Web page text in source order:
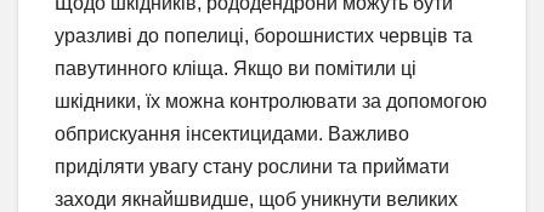
уразливі до попелиці, борошнистих червців та
павутинного кліща. Якщо ви помітили ці
шкідники, їх можна контролювати за допомогою
обприскуання інсектицидами. Важливо
приділяти увагу стану рослини та приймати
заходи якнайшвидше, щоб уникнути великих